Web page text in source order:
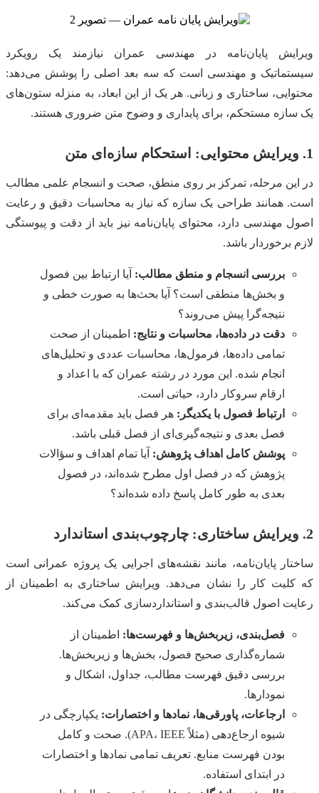
ویرایش پایان‌نامه در مهندسی عمران نیازمند یک رویکرد
سیستماتیک و مهندسی است که سه بعد اصلی را پوشش می‌دهد:
محتوایی، ساختاری و زبانی. هر یک از این ابعاد، به منزله ستون‌های
یک سازه مستحکم، برای پایداری و وضوح متن ضروری هستند.
1. ویرایش محتوایی: استحکام سازه‌ای متن
در این مرحله، تمرکز بر روی منطق، صحت و انسجام علمی مطالب
است. همانند طراحی یک سازه که نیاز به محاسبات دقیق و رعایت
اصول مهندسی دارد، محتوای پایان‌نامه نیز باید از دقت و پیوستگی
لازم برخوردار باشد.
بررسی انسجام و منطق مطالب: آیا ارتباط بین فصول
و بخش‌ها منطقی است؟ آیا بحث‌ها به صورت خطی و
نتیجه‌گرا پیش می‌روند؟
دقت در داده‌ها، محاسبات و نتایج: اطمینان از صحت
تمامی داده‌ها، فرمول‌ها، محاسبات عددی و تحلیل‌های
انجام شده. این مورد در رشته عمران که با اعداد و
ارقام سروکار دارد، حیاتی است.
ارتباط فصول با یکدیگر: هر فصل باید مقدمه‌ای برای
فصل بعدی و نتیجه‌گیری‌ای از فصل قبلی باشد.
پوشش کامل اهداف پژوهش: آیا تمام اهداف و سؤالات
پژوهش که در فصل اول مطرح شده‌اند، در فصول
بعدی به طور کامل پاسخ داده شده‌اند؟
2. ویرایش ساختاری: چارچوب‌بندی استاندارد
ساختار پایان‌نامه، مانند نقشه‌های اجرایی یک پروژه عمرانی است
که کلیت کار را نشان می‌دهد. ویرایش ساختاری به اطمینان از
رعایت اصول قالب‌بندی و استانداردسازی کمک می‌کند.
فصل‌بندی، زیربخش‌ها و فهرست‌ها: اطمینان از
شماره‌گذاری صحیح فصول، بخش‌ها و زیربخش‌ها.
بررسی دقیق فهرست مطالب، جداول، اشکال و
نمودارها.
ارجاعات، پاورقی‌ها، نمادها و اختصارات: یکپارچگی در
شیوه ارجاع‌دهی (مثلاً APA، IEEE). صحت و کامل
بودن فهرست منابع. تعریف تمامی نمادها و اختصارات
در ابتدای استفاده.